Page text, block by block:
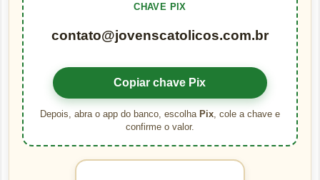
CHAVE PIX
contato@jovenscatolicos.com.br
Copiar chave Pix
Depois, abra o app do banco, escolha Pix, cole a chave e
confirme o valor.